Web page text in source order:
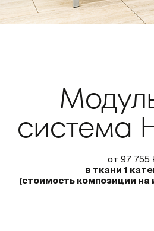
система
от 97 755
в ткани 1
(стоимость композиции